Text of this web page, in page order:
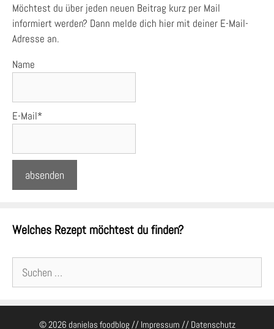
Möchtest du über jeden neuen Beitrag kurz per Mail
informiert werden? Dann melde dich hier mit deiner E-Mail-
Adresse an.
Name
E-Mail*
Welches Rezept möchtest du finden?
nach:
© 2026 danielas foodblog // Impressum // Datenschutz